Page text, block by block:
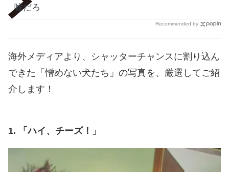
嘘だろ
Recommended by
海外メディアより、シャッターチャンスに割り込ん
できた「憎めない犬たち」の写真を、厳選してご紹
介します！
1. 「ハイ、チーズ！」